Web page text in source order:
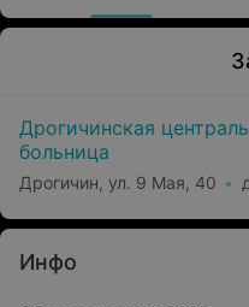
Дрогичинская
больница
Дрогичин, ул. 9 Мая, 40
Инфо